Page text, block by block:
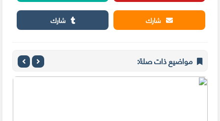
شارك
شارك
مواضيع ذات صلة: